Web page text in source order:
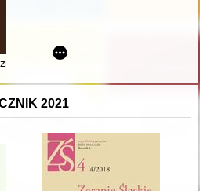
Profesora Andrzeja
2021